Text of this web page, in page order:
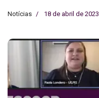
Notícias 18 de abril de 2023